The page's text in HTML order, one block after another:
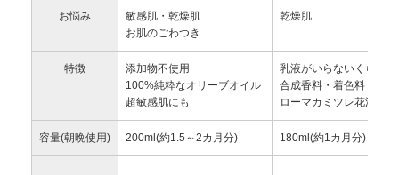
お悩み
敏感肌・乾燥肌
お肌のごわつき
乾燥肌
特徴
添加物不使用
100%純粋なオリーブオイル
超敏感肌にも
乳液がいらないくらい
合成香料・着色料・防
ローマカミツレ花油の
容量(朝晩使用) 200ml(約1.5～2カ月分) 180ml(約1カ月分)